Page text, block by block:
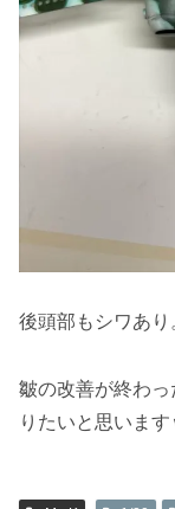
後頭部もシワあり
皺の改善が終わ
りたいと思います